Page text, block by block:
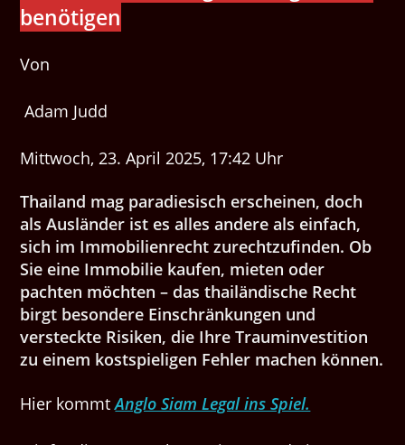
benötigen
Von
Adam Judd
Mittwoch, 23. April 2025, 17:42 Uhr
Thailand mag paradiesisch erscheinen, doch
als Ausländer ist es alles andere als einfach,
sich im Immobilienrecht zurechtzufinden. Ob
Sie eine Immobilie kaufen, mieten oder
pachten möchten – das thailändische Recht
birgt besondere Einschränkungen und
versteckte Risiken, die Ihre Trauminvestition
zu einem kostspieligen Fehler machen können.
Hier kommtAnglo Siam Legal ins Spiel.